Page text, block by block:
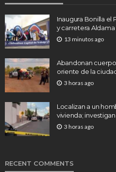
Inaugura Bonilla el
y carretera Aldama
13 minutos ago
Abandonan
oriente de la
3 horas ago
Localizan a un
vivienda;
3 horas ago
RECENT COMMENTS